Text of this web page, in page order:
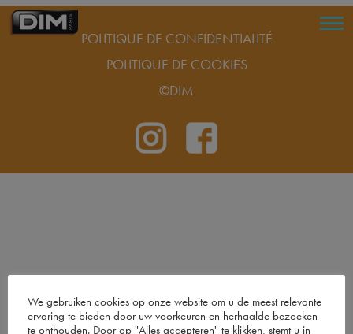
POLITIQUE DE CONFIDENTIALITÉ
POLITIQUE DE COOKIES
©DIM
We gebruiken cookies op onze website om u de meest relevante
ervaring te bieden door uw voorkeuren en herhaalde bezoeken
te onthouden. Door op "Alles accepteren" te klikken, stemt u in